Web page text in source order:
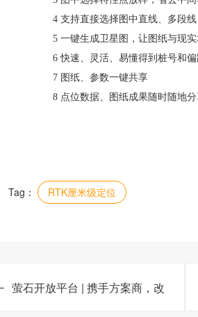
4 支持直接选择图中直线、多段线、
5 一键生成卫星图，让图纸与现实
6 快速、灵活、易懂得到桩号和偏距
7 图纸、参数一键共享
8 点位数据、图纸成果随时随地分
Tag： RTK厘米级定位
萤石开放平台 | 携手方案商，改